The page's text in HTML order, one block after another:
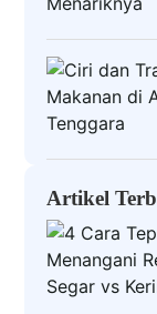
Artikel